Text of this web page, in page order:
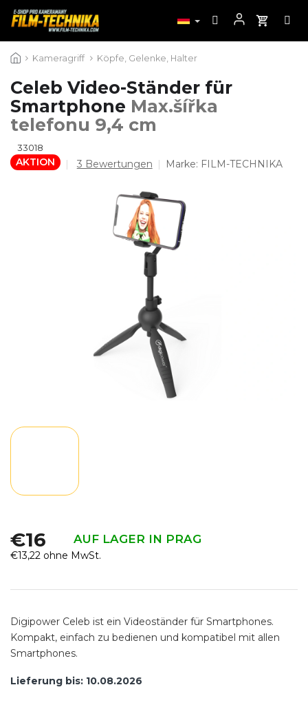
Inhalt Kameragriff Köpfe, Gelenke, Halter
Celeb Video-Ständer für
Smartphone Max.šířka
telefonu 9,4 cm
33018
AKTION
Die
Produktbewertung
3 Bewertungen Marke: FILM-TECHNIKA
€16 AUF LAGER IN PRAG
€13,22 ohne MwSt.
Lieferung bis: 10.08.2026
Digipower Celeb ist ein Videoständer für Smartphones.
Kompakt, einfach zu bedienen und kompatibel mit allen
Smartphones.